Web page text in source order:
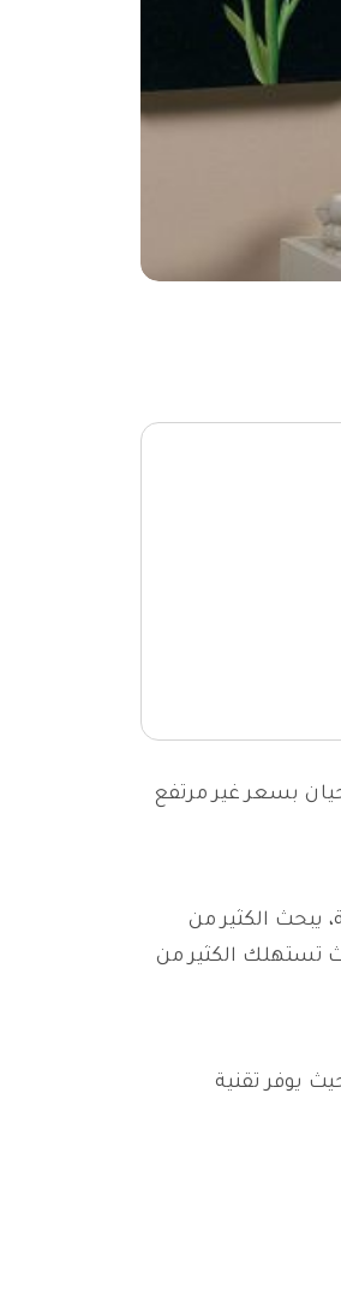
بسعر غير مرتفع
يبحث الكثير من
تستهلك الكثير من
يوفر تقنية